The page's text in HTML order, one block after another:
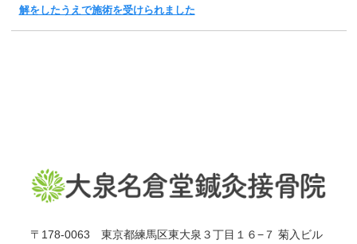
解をしたうえで施術を受けられました
〒178-0063 東京都練馬区東大泉３丁目１６−７ 菊入ビル